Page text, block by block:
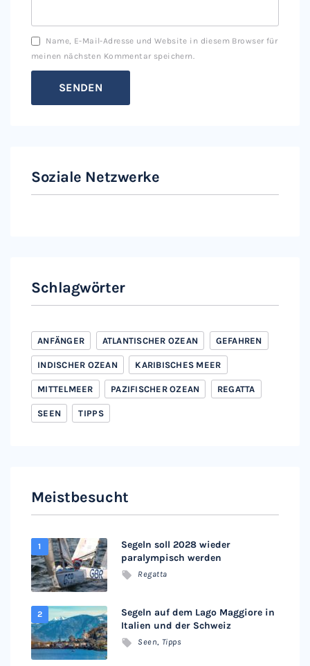
Name, E-Mail-Adresse und Website in diesem Browser für
meinen nächsten Kommentar speichern.
Soziale Netzwerke
Schlagwörter
ANFÄNGER ATLANTISCHER OZEAN GEFAHREN
INDISCHER OZEAN KARIBISCHES MEER
MITTELMEER PAZIFISCHER OZEAN REGATTA
SEEN TIPPS
Meistbesucht
Segeln soll 2028 wieder
paralympisch werden
Regatta
Segeln auf dem Lago Maggiore in
Italien und der Schweiz
Seen, Tipps